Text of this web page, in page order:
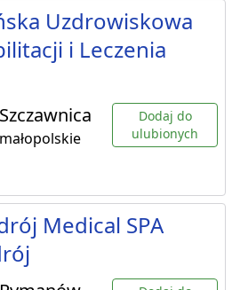
Uzdrowiskowa
i Leczenia
Szczawnica
małopolskie
Dodaj do
ulubionych
Medical SPA